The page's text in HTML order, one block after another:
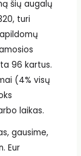
šių augalų
turi
96 kartus.
(4% visų
laikas.
gausime,
Eur